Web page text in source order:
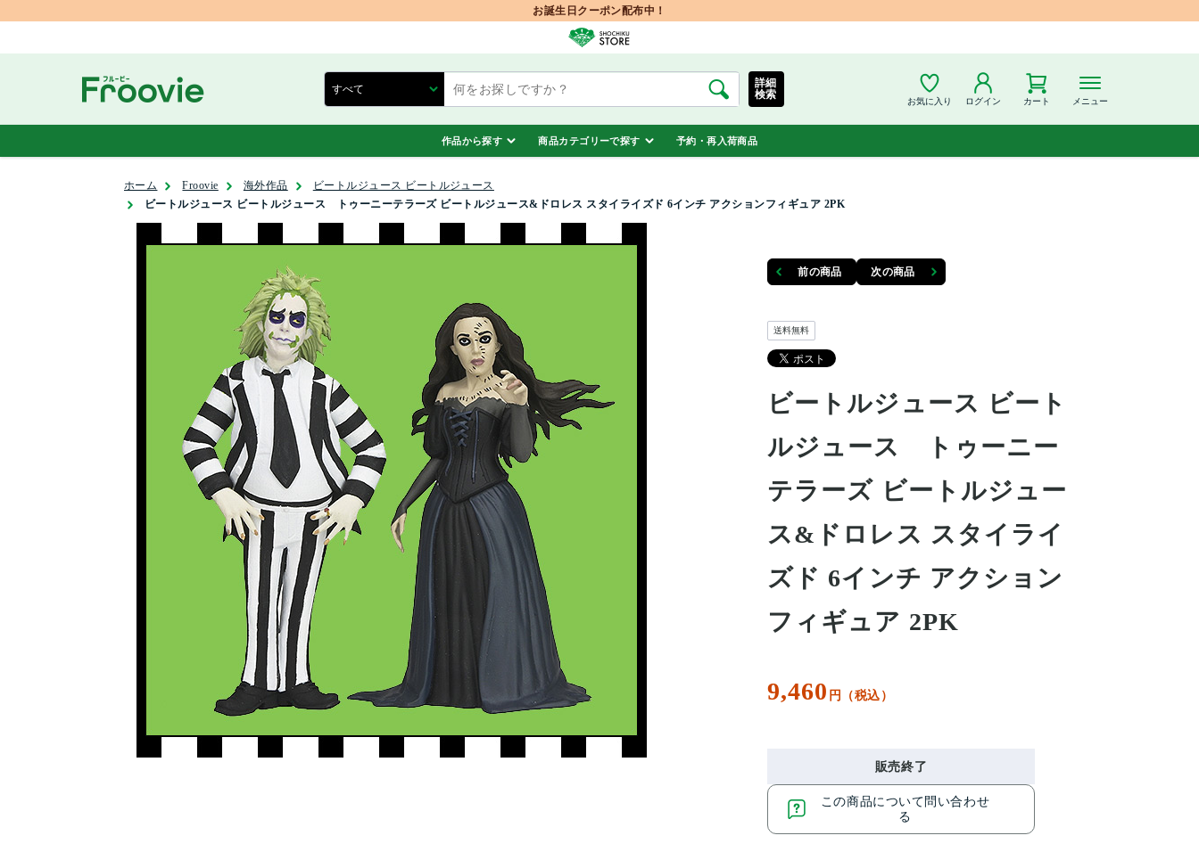
お誕生日クーポン配布中！
お気に入り ログイン カート メニュー
詳細
検索
作品から探す 商品カテゴリーで探す 予約・再入荷商品
ホーム Froovie 海外作品
ビートルジュース ビートルジュース
ビートルジュース ビートルジュース トゥーニーテラーズ ビートルジュース&ドロレス スタイライズド 6インチ アクションフィギュア 2PK
前の商品 次の商品
送料無料
ビートルジュース ビート
ルジュース トゥーニー
テラーズ ビートルジュー
ス&ドロレス スタイライ
ズド 6インチ アクション
フィギュア 2PK
9,460 円（税込）
販売終了
この商品について問い合わせ
る